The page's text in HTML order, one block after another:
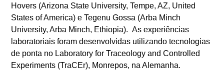
Hovers (Arizona State University, Tempe, AZ, United
States of America) e Tegenu Gossa (Arba Minch
University, Arba Minch, Ethiopia). As experiências
laboratoriais foram desenvolvidas utilizando tecnologias
de ponta no Laboratory for Traceology and Controlled
Experiments (TraCEr), Monrepos, na Alemanha.